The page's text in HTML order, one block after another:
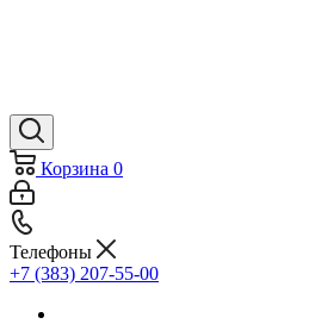
Корзина 0
Телефоны
+7 (383) 207-55-00